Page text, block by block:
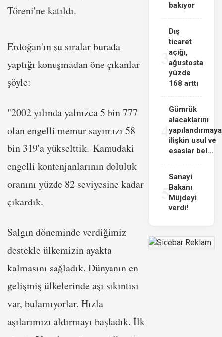
Töreni'ne katıldı.
Erdoğan'ın şu sıralar burada
yaptığı konuşmadan öne çıkanlar
şöyle:
"2002 yılında yalnızca 5 bin 777
olan engelli memur sayımızı 58
bin 319'a yükselttik. Kamudaki
engelli kontenjanlarının doluluk
oranını yüzde 82 seviyesine kadar
çıkardık.
Salgın döneminde verdiğimiz
destekle ülkemizin ayakta
kalmasını sağladık. Dünyanın en
gelişmiş ülkelerinde aşı sıkıntısı
var, bulamıyorlar. Hızla
aşılarımızı aldırmayı başladık. İlk
bakıyor
3
Dış
ticaret
açığı,
ağustosta
yüzde
168 arttı
4
Gümrük
alacaklarını
yapılandırmaya
ilişkin usul ve
esaslar bel...
Sanayi
Bakanı
Müjdeyi
verdi!